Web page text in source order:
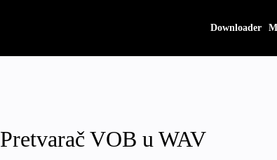
Downloader
Pretvarač VOB u WAV